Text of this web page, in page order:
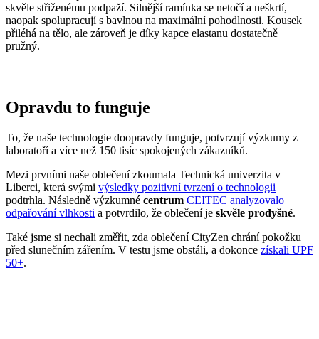
přiléhá na tělo, ale zároveň je díky kapce elastanu dostatečně
pružný.
To, že naše technologie doopravdy funguje, potvrzují výzkumy z
laboratoří a více než 150 tisíc spokojených zákazníků.
Mezi prvními naše oblečení zkoumala Technická univerzita v
Liberci, která svýmivýsledky pozitivní tvrzení o technologii
podtrhla. Následně výzkumnécentrum CEITEC analyzovalo
odpařování vlhkostia potvrdilo, že oblečení jeskvěle prodyšné
Také jsme si nechali změřit, zda oblečení CityZen chrání pokožku
před slunečním zářením. V testu jsme obstáli, a dokonce získali UPF
50+.